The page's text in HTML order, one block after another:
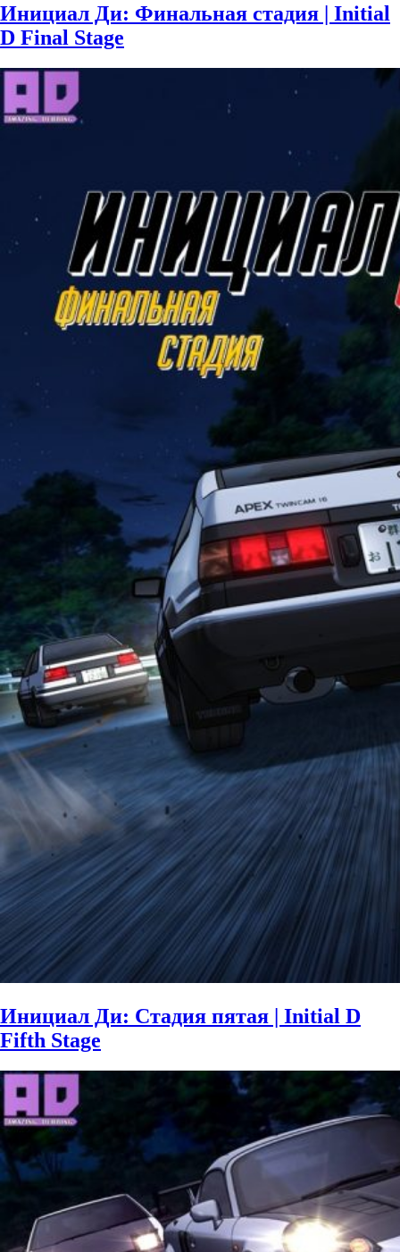
Инициал Ди: Финальная стадия | Initial
D Final Stage
Инициал Ди: Стадия пятая | Initial D
Fifth Stage